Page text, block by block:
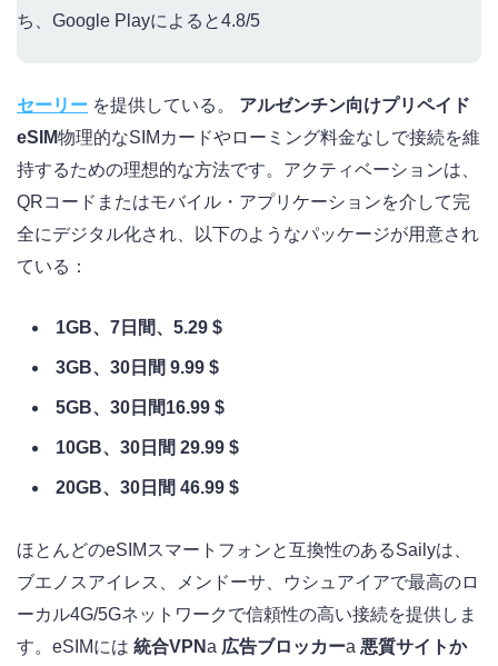
ち、Google Playによると4.8/5
セーリー を提供している。 アルゼンチン向けプリペイド
eSIM物理的なSIMカードやローミング料金なしで接続を維
持するための理想的な方法です。アクティベーションは、
QRコードまたはモバイル・アプリケーションを介して完
全にデジタル化され、以下のようなパッケージが用意され
ている：
1GB、7日間、5.29 $
3GB、30日間 9.99 $
5GB、30日間16.99 $
10GB、30日間 29.99 $
20GB、30日間 46.99 $
ほとんどのeSIMスマートフォンと互換性のあるSailyは、
ブエノスアイレス、メンドーサ、ウシュアイアで最高のロ
ーカル4G/5Gネットワークで信頼性の高い接続を提供しま
す。eSIMには 統合VPNa 広告ブロッカーa 悪質サイトか